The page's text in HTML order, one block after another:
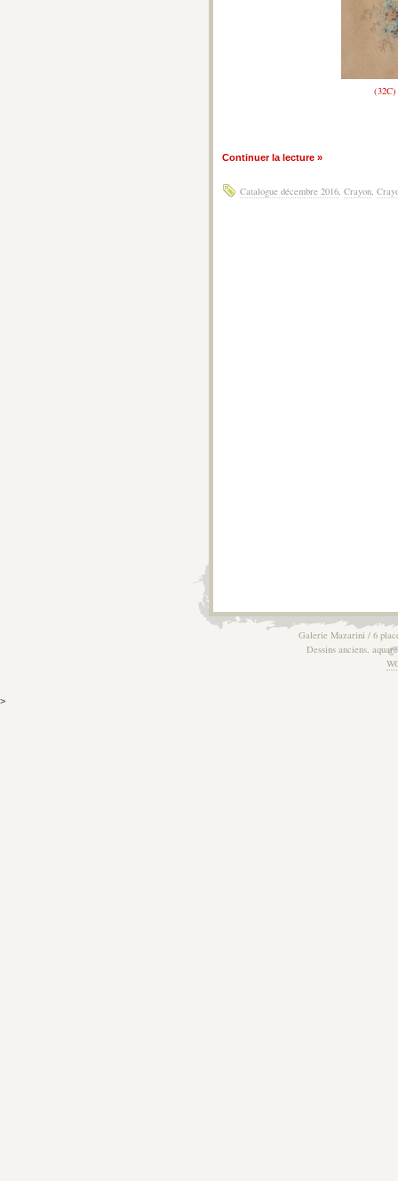
(32C)
Continuer la lecture »
Catalogue décembre 2016, Crayon,
Galerie Mazarini / 6
Dessins anciens,
>